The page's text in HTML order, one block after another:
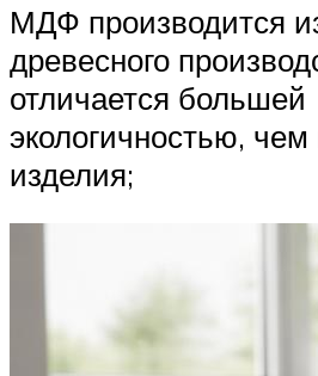
МДФ производится
древесного
отличается большей
экологичностью,
изделия;